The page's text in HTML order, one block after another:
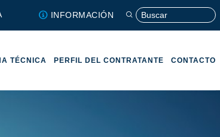
INFORMACIÓN
TÉCNICA PERFIL DEL CONTRATANTE CONTACTO